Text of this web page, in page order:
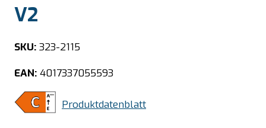
V2
SKU: 323-2115
EAN: 4017337055593
Produktdatenblatt